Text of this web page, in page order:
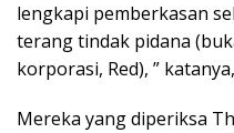
lengkapi pemberkasan
terang tindak pidana
korporasi, Red), ”
Mereka yang diperiksa